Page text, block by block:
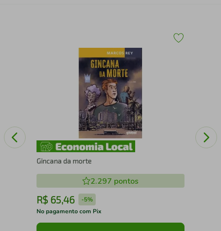
Gincana da morte
2.297 pontos
R$ 65,46 -5%
No pagamento com Pix